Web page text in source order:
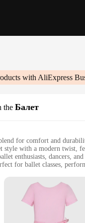
with AliExpress
the Балет
for comfort and
style with a modern twist,
enthusiasts, dancers,
for ballet classes,
for freedom of
is not just about
that dancers can